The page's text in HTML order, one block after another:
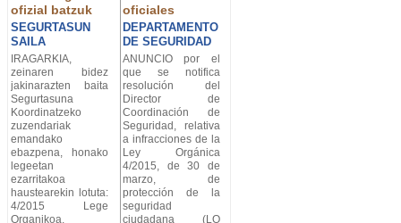
ofizial batzuk
SEGURTASUN
SAILA
oficiales
DEPARTAMENTO
DE SEGURIDAD
IRAGARKIA,
zeinaren bidez
jakinarazten baita
Segurtasuna
Koordinatzeko
zuzendariak
emandako
ebazpena, honako
legeetan
ezarritakoa
haustearekin lotuta:
4/2015 Lege
Organikoa,
ANUNCIO por el
que se notifica
resolución del
Director de
Coordinación de
Seguridad, relativa
a infracciones de la
Ley Orgánica
4/2015, de 30 de
marzo, de
protección de la
seguridad
ciudadana (LO